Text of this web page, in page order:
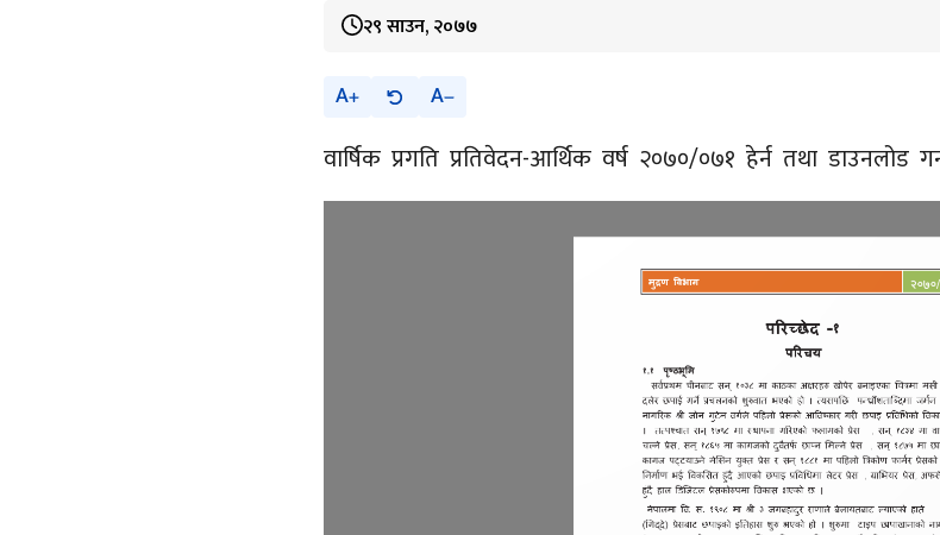
२९ साउन, २०७७
A A
वार्षिक प्रगति प्रतिवेदन-आर्थिक वर्ष २०७०/०७१ हेर्न तथा डाउनलोड